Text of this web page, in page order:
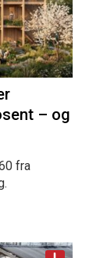
– og
fra